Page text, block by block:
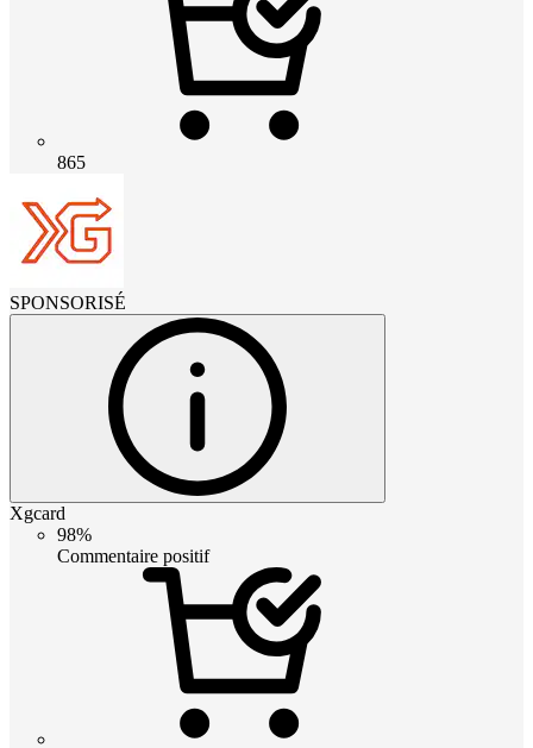
865
SPONSORISÉ
Xgcard
98%
Commentaire positif